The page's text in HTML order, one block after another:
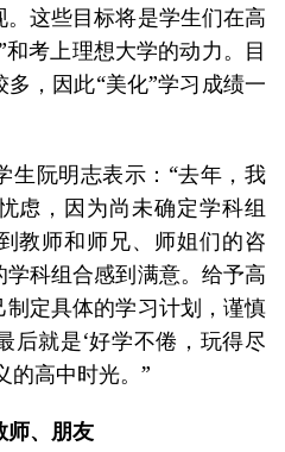
这些目标将是学生们在高
考上理想大学的动力。目
，因此“美化”学习成绩一
生阮明志表示：“去年，我
虑，因为尚未确定学科组
教师和师兄、师姐们的咨
科组合感到满意。给予高
定具体的学习计划，谨慎
后就是‘好学不倦，玩得尽
的高中时光。”
师、朋友